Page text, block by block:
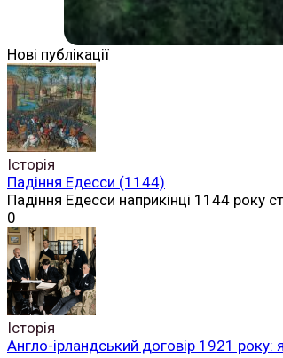
Нові публікації
Історія
Падіння Едесси (1144)
Падіння Едесси наприкінці 1144 року
0
Історія
Англо-ірландський договір 1921 року: